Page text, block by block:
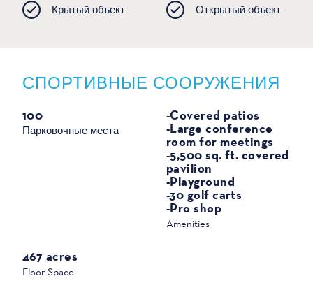
Крытый объект Открытый объект
СПОРТИВНЫЕ СООРУЖЕНИЯ
СПОРТ
Парковочные места
100
Amenities
-Covered patios
-Large conference
room for meetings
-5,500 sq. ft. covered
pavilion
-Playground
-30 golf carts
-Pro shop
Floor Space
467 acres